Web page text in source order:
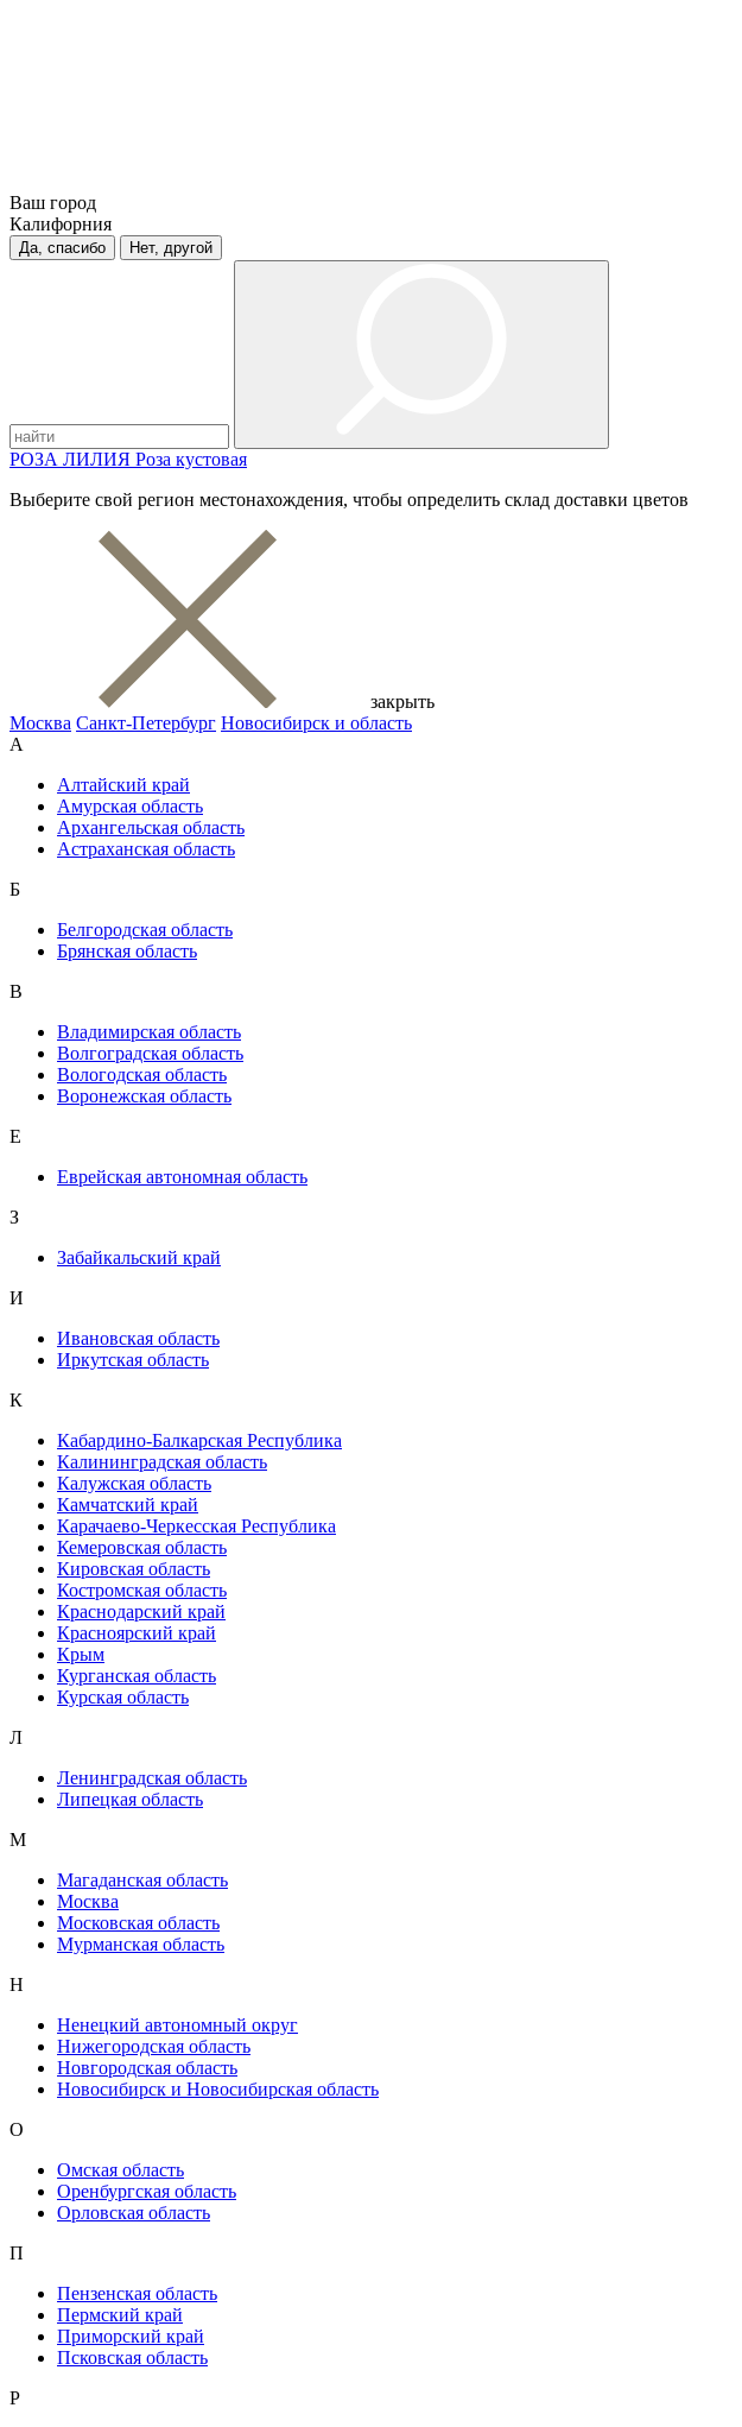
Ваш город
Калифорния
Да, спасибо Нет, другой
РОЗА ЛИЛИЯ Роза кустовая
Выберите свой регион местонахождения, чтобы определить склад доставки цветов
закрыть
Москва Санкт-Петербург Новосибирск и область
А
Алтайский край
Амурская область
Архангельская область
Астраханская область
Б
Белгородская область
Брянская область
В
Владимирская область
Волгоградская область
Вологодская область
Воронежская область
Е
Еврейская автономная область
З
Забайкальский край
И
Ивановская область
Иркутская область
К
Кабардино-Балкарская Республика
Калининградская область
Калужская область
Камчатский край
Карачаево-Черкесская Республика
Кемеровская область
Кировская область
Костромская область
Краснодарский край
Красноярский край
Крым
Курганская область
Курская область
Л
Ленинградская область
Липецкая область
М
Магаданская область
Москва
Московская область
Мурманская область
Н
Ненецкий автономный округ
Нижегородская область
Новгородская область
Новосибирск и Новосибирская область
О
Омская область
Оренбургская область
Орловская область
П
Пензенская область
Пермский край
Приморский край
Псковская область
Р